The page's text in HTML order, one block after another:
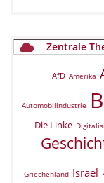
Zentrale
AfD Amerika
Automobilindustrie
Die Linke
Griechenland Israel